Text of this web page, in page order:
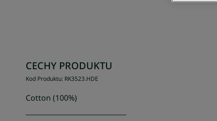
CECHY PRODUKTU
Kod Produktu: RK3523.HDE
Cotton (100%)